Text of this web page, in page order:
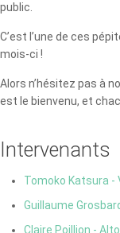
public.
C’est l’une de ces
mois-ci !
Alors n’hésitez pas à
est le bienvenu, et
Intervenants
Tomoko Katsura -
Guillaume
Claire Poillion - Alto